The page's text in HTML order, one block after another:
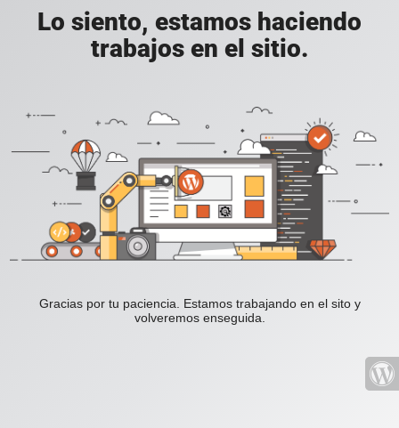
Lo siento, estamos haciendo
trabajos en el sitio.
Gracias por tu paciencia. Estamos trabajando en el sito y
volveremos enseguida.